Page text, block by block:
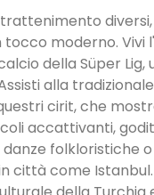
moderno. Vivi
della Süper Lig,
alla
cirit, che
accattivanti,
danze folkloristiche
città come